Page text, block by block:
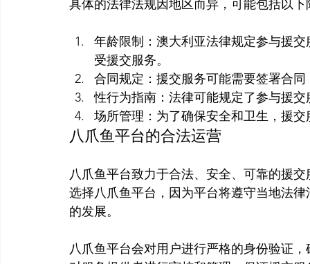
年龄限制：澳大利亚法律规定参与援
受援交服务。
合同规定：援交服务可能需要签署合
性行为指南：法律可能规定了参与援
场所管理：为了确保安全和卫生，援
八爪鱼平台的合法运营
八爪鱼平台致力于合法、安全、可靠的援
选择八爪鱼平台，因为平台将遵守当地法
的发展。
八爪鱼平台会对用户进行严格的身份验证